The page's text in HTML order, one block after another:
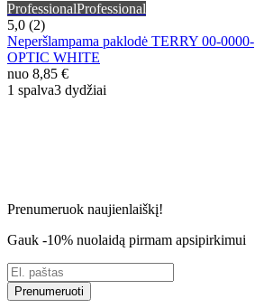
ProfessionalProfessional
5,0 (2)
Neperšlampama paklodė TERRY 00-0000-
OPTIC WHITE
nuo 8,85 €
1 spalva3 dydžiai
Prenumeruok naujienlaiškį!
Gauk -10% nuolaidą pirmam apsipirkimui
Prenumeruoti